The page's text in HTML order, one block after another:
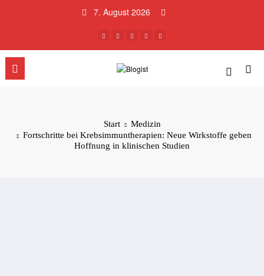
7. August 2026
Start
Medizin
Fortschritte bei Krebsimmuntherapien: Neue Wirkstoffe geben
Hoffnung in klinischen Studien